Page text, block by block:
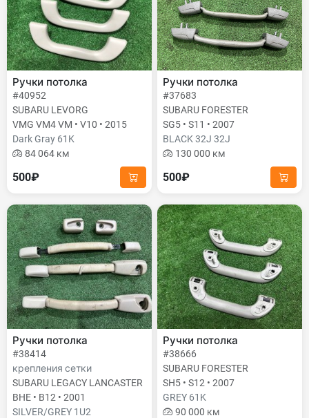
Ручки потолка
#40952
SUBARU LEVORG
VMG VM4 VM • V10 • 2015
Dark Gray 61K
84 064 км
500₽
Ручки потолка
#37683
SUBARU FORESTER
SG5 • S11 • 2007
BLACK 32J 32J
130 000 км
500₽
Ручки потолка
#38414
крепления сетки
SUBARU LEGACY LANCASTER
BHE • B12 • 2001
SILVER/GREY 1U2
Ручки потолка
#38666
SUBARU FORESTER
SH5 • S12 • 2007
GREY 61K
90 000 км